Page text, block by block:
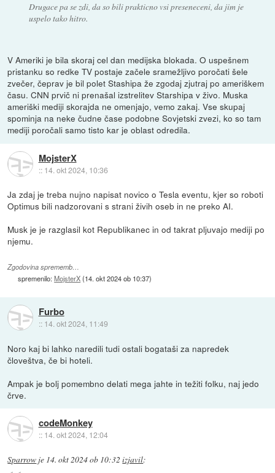
Drugace pa se zdi, da so bili prakticno vsi preseneceni, da jim je
uspelo tako hitro.
V Ameriki je bila skoraj cel dan medijska blokada. O uspešnem
pristanku so redke TV postaje začele sramežljivo poročati šele
zvečer, čeprav je bil polet Stashipa že zgodaj zjutraj po ameriškem
času. CNN prvič ni prenašal izstrelitev Starshipa v živo. Muska
ameriški mediji skorajda ne omenjajo, vemo zakaj. Vse skupaj
spominja na neke čudne čase podobne Sovjetski zvezi, ko so tam
mediji poročali samo tisto kar je oblast odredila.
MojsterX
:: 14. okt 2024, 10:36
Ja zdaj je treba nujno napisat novico o Tesla eventu, kjer so roboti
Optimus bili nadzorovani s strani živih oseb in ne preko AI.
Musk je je razglasil kot Republikanec in od takrat pljuvajo mediji po
njemu.
Zgodovina sprememb…
spremenilo:MojsterX(14. okt 2024 ob 10:37)
Furbo
:: 14. okt 2024, 11:49
Noro kaj bi lahko naredili tudi ostali bogataši za napredek
človeštva, če bi hoteli.
Ampak je bolj pomembno delati mega jahte in težiti folku, naj jedo
črve.
codeMonkey
:: 14. okt 2024, 12:04
Sparrow je 14. okt 2024 ob 10:32 izjavil: